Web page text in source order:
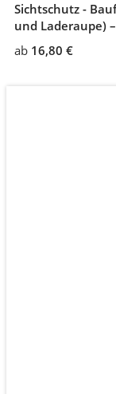
Sichtschutz -
und Laderaupe)
ab 16,80 €